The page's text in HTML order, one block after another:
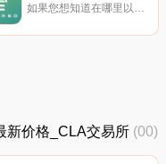
如果您想知道在哪里以当前价格购买Energo,目前交易｛TSLnname｝股票的顶级加密货币交易所是Gate.io。您可以在我们的加密货币交易所页面上找到其他交易所。Energo（TSL）是一种加密货币。Energo目前的供应量为1000000000,流通量为602378919.746.
新价格_CLA交易所 (00)